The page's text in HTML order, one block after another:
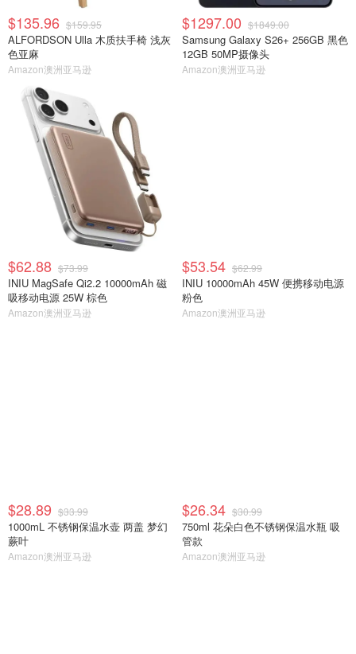
$135.96 $159.95
ALFORDSON Ulla 木质扶手椅 浅灰
色亚麻
Amazon澳洲亚马逊
$1297.00 $1849.00
Samsung Galaxy S26+ 256GB 黑色
12GB 50MP摄像头
Amazon澳洲亚马逊
$62.88 $73.99
INIU MagSafe Qi2.2 10000mAh 磁
吸移动电源 25W 棕色
Amazon澳洲亚马逊
$53.54 $62.99
INIU 10000mAh 45W 便携移动电源
粉色
Amazon澳洲亚马逊
$28.89 $33.99
1000mL 不锈钢保温水壶 两盖 梦幻
蕨叶
Amazon澳洲亚马逊
$26.34 $30.99
750ml 花朵白色不锈钢保温水瓶 吸
管款
Amazon澳洲亚马逊